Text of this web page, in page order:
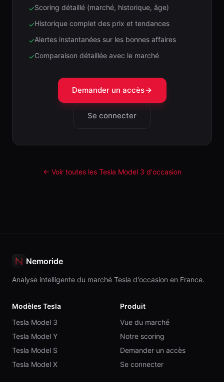
✓Scoring détaillé (marché, historique, âge)
✓Historique complet des prix et tendances
✓Alertes instantanées sur les bonnes affaires
✓Comparaison détaillée avec le marché
Demander un accès
Se connecter
← Voir toutes les Tesla Model 3 d'occasion
Nemoride
Analyse intelligente du marché Tesla d'occasion en France.
Modèles Tesla
Tesla Model 3
Tesla Model Y
Tesla Model S
Tesla Model X
Produit
Vue du marché
Notre scoring
Demander un accès
Se connecter